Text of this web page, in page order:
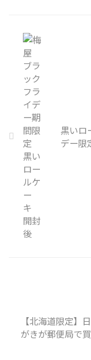
黒いロ
デー限
【北海道限定】
がきが郵便局で